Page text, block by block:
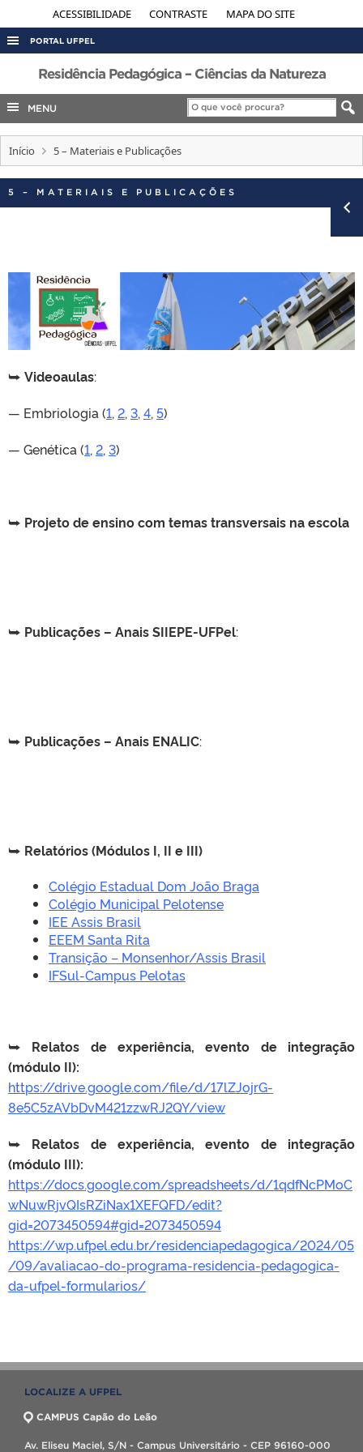
ACESSIBILIDADE CONTRASTE MAPA DO SITE
PORTAL UFPEL
ACESSO À INFORMAÇÃO
AUDITORIA
COBALTO
CONCURSOS
EDITAIS
INTERNACIONAL
TELEFONES
Residência Pedagógica – Ciências da Natureza
MENU
Início 5 – Materiais e Publicações
5 – MATERIAIS E PUBLICAÇÕES
⮩ Videoaulas:
— Embriologia (1, 2, 3, 4, 5)
— Genética (1, 2, 3)
⮩ Projeto de ensino com temas transversais na escola
⮩ Publicações – Anais SIIEPE-UFPel:
⮩ Publicações – Anais ENALIC:
⮩ Relatórios (Módulos I, II e III)
Colégio Estadual Dom João Braga
Colégio Municipal Pelotense
IEE Assis Brasil
EEEM Santa Rita
Transição – Monsenhor/Assis Brasil
IFSul-Campus Pelotas
⮩ Relatos de experiência, evento de integração
(módulo II):
https://drive.google.com/file/d/17lZJojrG-
8e5C5zAVbDvM421zzwRJ2QY/view
⮩ Relatos de experiência, evento de integração
(módulo III):
https://docs.google.com/spreadsheets/d/1qdfNcPMoC
wNuwRjvQIsRZiNax1XEFQFD/edit?
gid=2073450594#gid=2073450594
https://wp.ufpel.edu.br/residenciapedagogica/2024/05
/09/avaliacao-do-programa-residencia-pedagogica-
da-ufpel-formularios/
LOCALIZE A UFPEL
CAMPUS Capão do Leão
Av. Eliseu Maciel, S/N - Campus Universitário - CEP 96160-000